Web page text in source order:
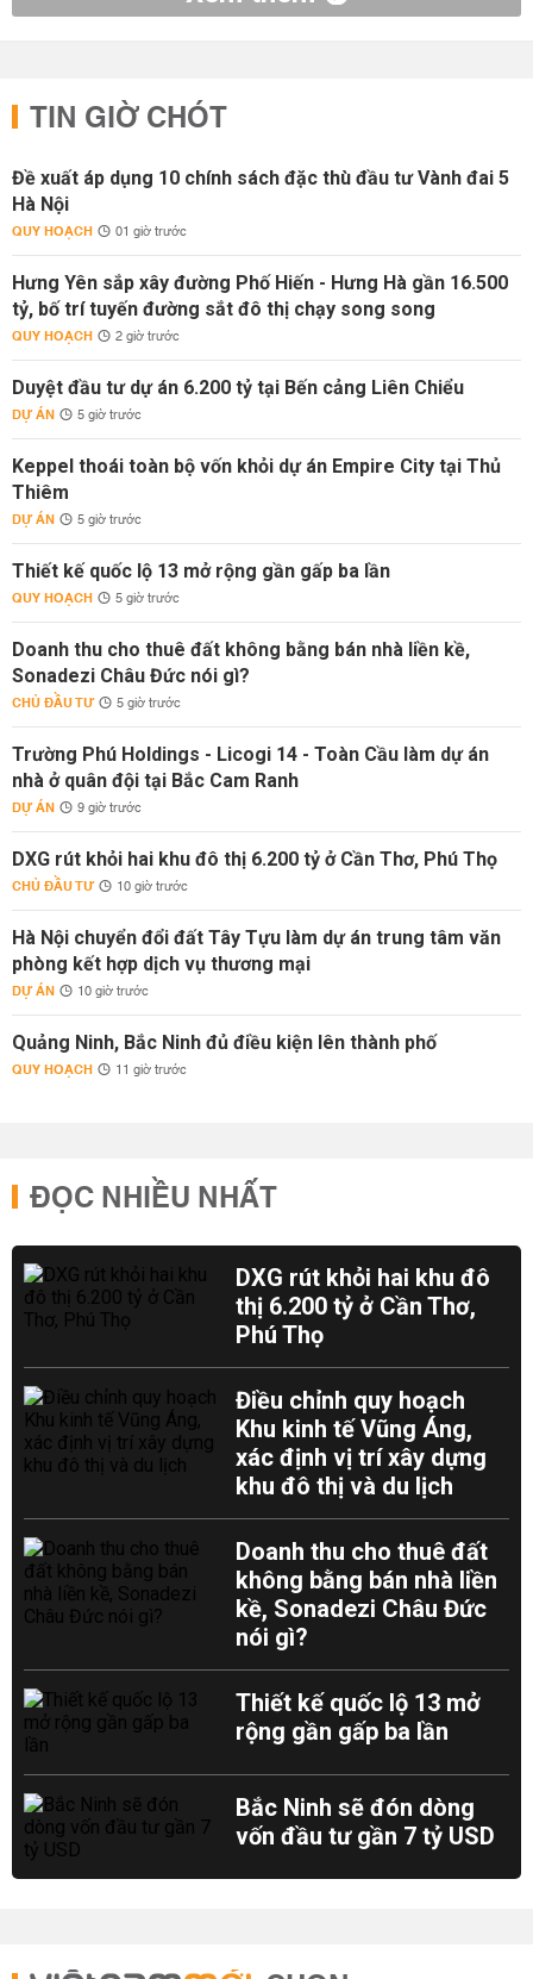
TIN GIỜ CHÓT
Đề xuất áp dụng 10 chính sách đặc thù đầu tư Vành đai 5
Hà Nội
QUY HOẠCH 01 giờ trước
Hưng Yên sắp xây đường Phố Hiến - Hưng Hà gần 16.500
tỷ, bố trí tuyến đường sắt đô thị chạy song song
QUY HOẠCH 2 giờ trước
Duyệt đầu tư dự án 6.200 tỷ tại Bến cảng Liên Chiểu
DỰ ÁN 5 giờ trước
Keppel thoái toàn bộ vốn khỏi dự án Empire City tại Thủ
Thiêm
DỰ ÁN 5 giờ trước
Thiết kế quốc lộ 13 mở rộng gần gấp ba lần
QUY HOẠCH 5 giờ trước
Doanh thu cho thuê đất không bằng bán nhà liền kề,
Sonadezi Châu Đức nói gì?
CHỦ ĐẦU TƯ 5 giờ trước
Trường Phú Holdings - Licogi 14 - Toàn Cầu làm dự án
nhà ở quân đội tại Bắc Cam Ranh
DỰ ÁN 9 giờ trước
DXG rút khỏi hai khu đô thị 6.200 tỷ ở Cần Thơ, Phú Thọ
CHỦ ĐẦU TƯ 10 giờ trước
Hà Nội chuyển đổi đất Tây Tựu làm dự án trung tâm văn
phòng kết hợp dịch vụ thương mại
DỰ ÁN 10 giờ trước
Quảng Ninh, Bắc Ninh đủ điều kiện lên thành phố
QUY HOẠCH 11 giờ trước
ĐỌC NHIỀU NHẤT
DXG rút khỏi hai khu đô
thị 6.200 tỷ ở Cần Thơ,
Phú Thọ
Điều chỉnh quy hoạch
Khu kinh tế Vũng Áng,
xác định vị trí xây dựng
khu đô thị và du lịch
Doanh thu cho thuê đất
không bằng bán nhà liền
kề, Sonadezi Châu Đức
nói gì?
Thiết kế quốc lộ 13 mở
rộng gần gấp ba lần
Bắc Ninh sẽ đón dòng
vốn đầu tư gần 7 tỷ USD